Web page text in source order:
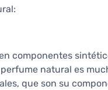
componentes
natural es
que son su